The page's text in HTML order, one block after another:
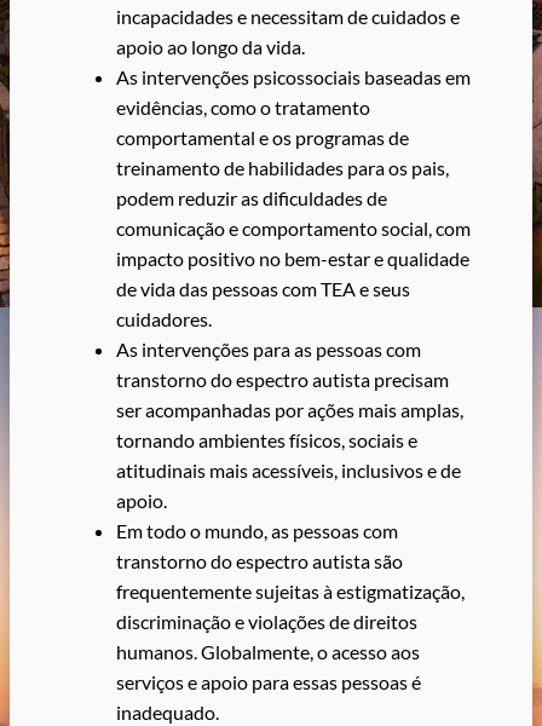
incapacidades e necessitam de cuidados e
apoio ao longo da vida.
As intervenções psicossociais baseadas em
evidências, como o tratamento
comportamental e os programas de
treinamento de habilidades para os pais,
podem reduzir as dificuldades de
comunicação e comportamento social, com
impacto positivo no bem-estar e qualidade
de vida das pessoas com TEA e seus
cuidadores.
As intervenções para as pessoas com
transtorno do espectro autista precisam
ser acompanhadas por ações mais amplas,
tornando ambientes físicos, sociais e
atitudinais mais acessíveis, inclusivos e de
apoio.
Em todo o mundo, as pessoas com
transtorno do espectro autista são
frequentemente sujeitas à estigmatização,
discriminação e violações de direitos
humanos. Globalmente, o acesso aos
serviços e apoio para essas pessoas é
inadequado.